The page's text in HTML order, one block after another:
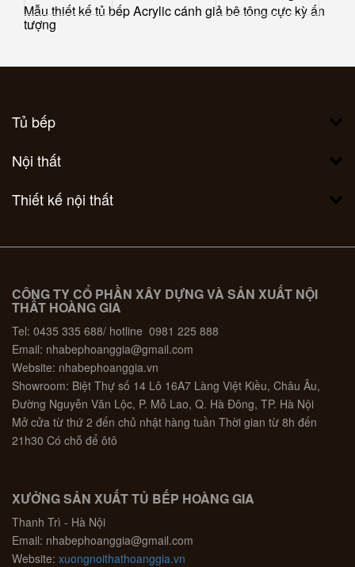
Mẫu thiết kế tủ bếp Acrylic cánh giả bê tông cực kỳ ấn
tượng
Tủ bếp
Nội thất
Thiết kế nội thất
CÔNG TY CỔ PHẦN XÂY DỰNG VÀ SẢN XUẤT NỘI
THẤT HOÀNG GIA
Tel: 0435 335 688/ hotline 0981 225 888
Email: nhabephoanggia@gmail.com
Website: nhabephoanggia.vn
Showroom: Biệt Thự số 14 Lô 16A7 Làng Việt Kiều, Châu Âu,
Đường Nguyễn Văn Lộc, P. Mỗ Lao, Q. Hà Đông, TP. Hà Nội
Mở cửa từ thứ 2 đến chủ nhật hàng tuần Thời gian từ 8h đến
21h30 Có chỗ để ôtô
XƯỞNG SẢN XUẤT TỦ BẾP HOÀNG GIA
Thanh Trì - Hà Nội
Email: nhabephoanggia@gmail.com
Website: xuongnoithathoanggia.vn